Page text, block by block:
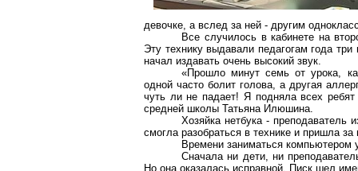
девочке, а вслед за ней - другим
Все случилось в кабинете на
Эту технику выдавали педагогам года
начал издавать очень высокий звук.
«Прошло минут семь от урока,
одной часто болит голова, а другая
чуть ли не падает! Я подняла всех
средней школы Татьяна Илюшина.
Хозяйканетбука- преподаватель
смогла разобраться в технике и пришла
Времени заниматься
Сначала ни дети, ни
Но она оказалась исправной. Писк шел